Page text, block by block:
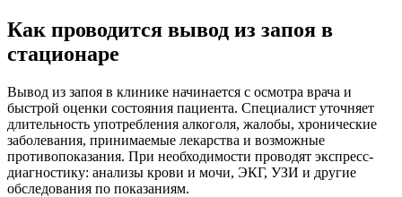
Как проводится вывод из запоя в
стационаре
Вывод из запоя в клинике начинается с осмотра врача и
быстрой оценки состояния пациента. Специалист уточняет
длительность употребления алкоголя, жалобы, хронические
заболевания, принимаемые лекарства и возможные
противопоказания. При необходимости проводят экспресс-
диагностику: анализы крови и мочи, ЭКГ, УЗИ и другие
обследования по показаниям.